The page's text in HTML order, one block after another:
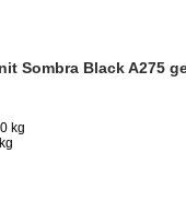
Sombra Black A275
kg